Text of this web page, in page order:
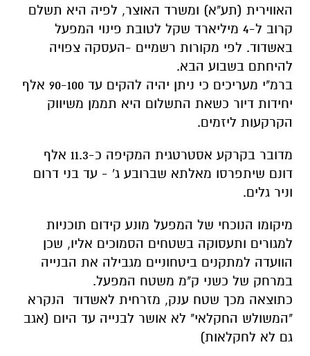
האווירית (תע"א) ומשרד האוצר, לפיה היא תשלם
קרוב ל-4 מיליארד שקל לטובת פינוי המפעל
באשדוד. לפי מקורות רשמיים -העסקה צפויה
להיחתם בשבוע הבא.
ברמ"י מעריכים כי ניתן יהיה להקים עד 90-100 אלף
יחידות דיור כשאת התשלום היא תממן משיווק
הקרקעות ליזמים.
מדובר בקרקע אסטרטגית המקיפה כ-11.3 אלף
דונם שיתפרסו מאלתא שברובע ג' - עד בני דרום
וניר גלים.
מיקומו הנוכחי של המפעל מונע קידום תוכניות
למגורים ותעסוקה בשטחים הסמוכים אליו, שכן
הוועדה למתקנים ביטחוניים מגבילה את הבנייה
במרחק של כשני ק"מ משטח המפעל.
כתוצאה מכך שטח ענק, מזרחית לאשדוד הנקרא
"המשולש החקלאי" לא אושר לבנייה עד היום (אגב
גם לא לחקלאות)